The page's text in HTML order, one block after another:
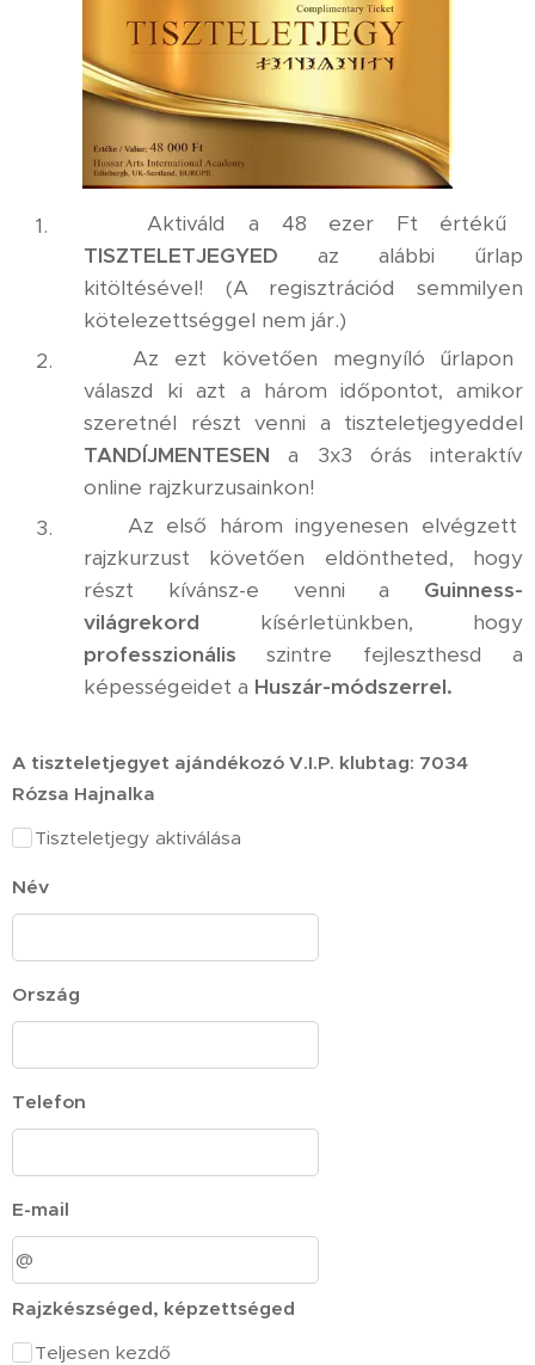
✅ Aktiváld a 48 ezer Ft értékű
TISZTELETJEGYED az alábbi űrlap
kitöltésével! (A regisztrációd semmilyen
kötelezettséggel nem jár.)
✅ Az ezt követően megnyíló űrlapon
válaszd ki azt a három időpontot, amikor
szeretnél részt venni a tiszteletjegyeddel
TANDÍJMENTESEN a 3x3 órás interaktív
online rajzkurzusainkon!
✅ Az első három ingyenesen elvégzett
rajzkurzust követően eldöntheted, hogy
részt kívánsz-e venni a Guinness-
világrekord kísérletünkben, hogy
professzionális szintre fejleszthesd a
képességeidet a Huszár-módszerrel.
A tiszteletjegyet ajándékozó V.I.P. klubtag: 7034
Rózsa Hajnalka
Tiszteletjegy aktiválása
Név
Ország
Telefon
E-mail
Rajzkészséged, képzettséged
Teljesen kezdő